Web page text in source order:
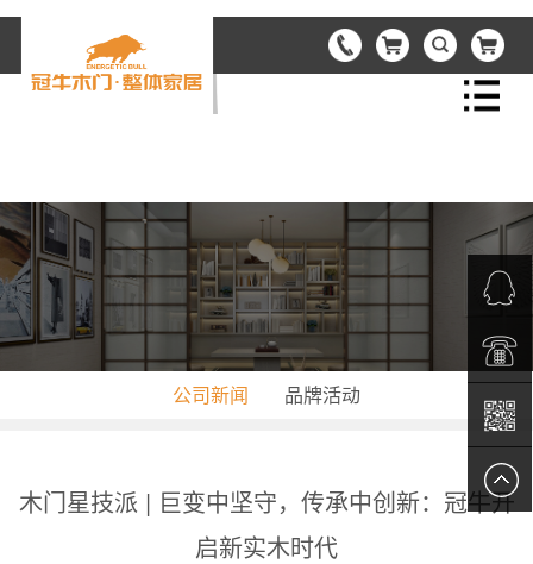
关于冠牛
产品中心
资讯中心 QQ客服
电话热
线：
二维码
公司新闻 品牌活动
木门星技派 | 巨变中坚守，传承中创新：冠牛开
启新实木时代